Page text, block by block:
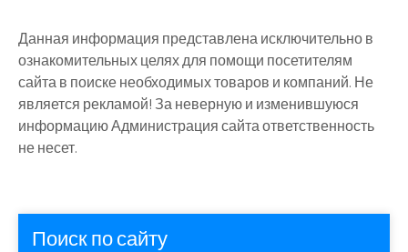
Данная информация представлена исключительно в
ознакомительных целях для помощи посетителям
сайта в поиске необходимых товаров и компаний. Не
является рекламой! За неверную и изменившуюся
информацию Администрация сайта ответственность
не несет.
Поиск по сайту